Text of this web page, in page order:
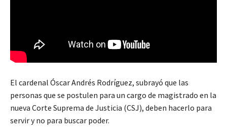
El cardenal Óscar Andrés Rodríguez, subrayó que las
personas que se postulen para un cargo de magistrado en la
nueva Corte Suprema de Justicia (CSJ), deben hacerlo para
servir y no para buscar poder.